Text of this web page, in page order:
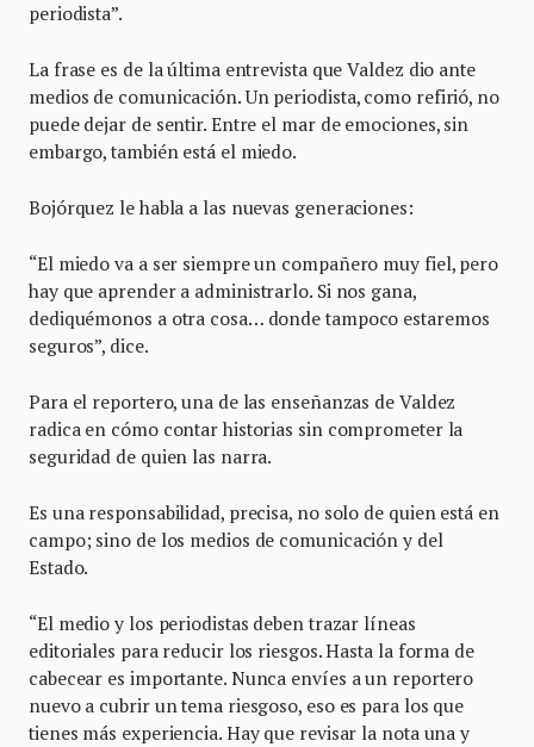
periodista”.
La frase es de la última entrevista que Valdez dio ante
medios de comunicación. Un periodista, como refirió, no
puede dejar de sentir. Entre el mar de emociones, sin
embargo, también está el miedo.
Bojórquez le habla a las nuevas generaciones:
“El miedo va a ser siempre un compañero muy fiel, pero
hay que aprender a administrarlo. Si nos gana,
dediquémonos a otra cosa… donde tampoco estaremos
seguros”, dice.
Para el reportero, una de las enseñanzas de Valdez
radica en cómo contar historias sin comprometer la
seguridad de quien las narra.
Es una responsabilidad, precisa, no solo de quien está en
campo; sino de los medios de comunicación y del
Estado.
“El medio y los periodistas deben trazar líneas
editoriales para reducir los riesgos. Hasta la forma de
cabecear es importante. Nunca envíes a un reportero
nuevo a cubrir un tema riesgoso, eso es para los que
tienes más experiencia. Hay que revisar la nota una y